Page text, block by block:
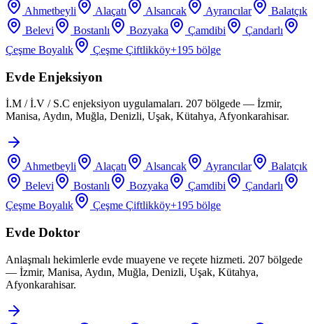
Ahmetbeyli Alaçatı Alsancak Ayrancılar
Balatçık
Belevi
Bostanlı Bozyaka Çamdibi
Çandarlı
Çeşme Boyalık
Çeşme Çiftlikköy+195 bölge
Evde Enjeksiyon
İ.M / İ.V / S.C enjeksiyon uygulamaları. 207 bölgede — İzmir,
Manisa, Aydın, Muğla, Denizli, Uşak, Kütahya, Afyonkarahisar.
Ahmetbeyli Alaçatı Alsancak Ayrancılar
Balatçık
Belevi
Bostanlı Bozyaka Çamdibi
Çandarlı
Çeşme Boyalık
Çeşme Çiftlikköy+195 bölge
Evde Doktor
Anlaşmalı hekimlerle evde muayene ve reçete hizmeti. 207 bölgede
— İzmir, Manisa, Aydın, Muğla, Denizli, Uşak, Kütahya,
Afyonkarahisar.